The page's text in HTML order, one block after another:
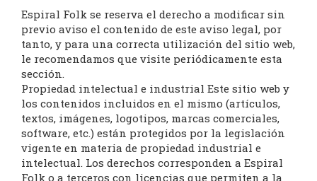
Espiral Folk se reserva el derecho a modificar sin
previo aviso el contenido de este aviso legal, por
tanto, y para una correcta utilización del sitio web,
le recomendamos que visite periódicamente esta
sección.
Propiedad intelectual e industrial Este sitio web y
los contenidos incluidos en el mismo (artículos,
textos, imágenes, logotipos, marcas comerciales,
software, etc.) están protegidos por la legislación
vigente en materia de propiedad industrial e
intelectual. Los derechos corresponden a Espiral
Folk o a terceros con licencias que permiten a la